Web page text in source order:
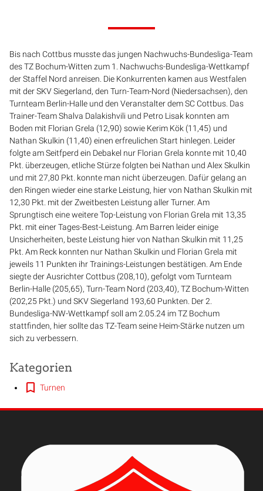
Bis nach Cottbus musste das jungen Nachwuchs-Bundesliga-Team
des TZ Bochum-Witten zum 1. Nachwuchs-Bundesliga-Wettkampf
der Staffel Nord anreisen. Die Konkurrenten kamen aus Westfalen
mit der SKV Siegerland, den Turn-Team-Nord (Niedersachsen), den
Turnteam Berlin-Halle und den Veranstalter dem SC Cottbus. Das
Trainer-Team Shalva Dalakishvili und Petro Lisak konnten am
Boden mit Florian Grela (12,90) sowie Kerim Kök (11,45) und
Nathan Skulkin (11,40) einen erfreulichen Start hinlegen. Leider
folgte am Seitfperd ein Debakel nur Florian Grela konnte mit 10,40
Pkt. überzeugen, etliche Stürze folgten bei Nathan und Alex Skulkin
und mit 27,80 Pkt. konnte man nicht überzeugen. Dafür gelang an
den Ringen wieder eine starke Leistung, hier von Nathan Skulkin mit
12,30 Pkt. mit der Zweitbesten Leistung aller Turner. Am
Sprungtisch eine weitere Top-Leistung von Florian Grela mit 13,35
Pkt. mit einer Tages-Best-Leistung. Am Barren leider einige
Unsicherheiten, beste Leistung hier von Nathan Skulkin mit 11,25
Pkt. Am Reck konnten nur Nathan Skulkin und Florian Grela mit
jeweils 11 Punkten ihr Trainings-Leistungen bestätigen. Am Ende
siegte der Ausrichter Cottbus (208,10), gefolgt vom Turnteam
Berlin-Halle (205,65), Turn-Team Nord (203,40), TZ Bochum-Witten
(202,25 Pkt.) und SKV Siegerland 193,60 Punkten. Der 2.
Bundesliga-NW-Wettkampf soll am 2.05.24 im TZ Bochum
stattfinden, hier sollte das TZ-Team seine Heim-Stärke nutzen um
sich zu verbessern.
Kategorien
Turnen